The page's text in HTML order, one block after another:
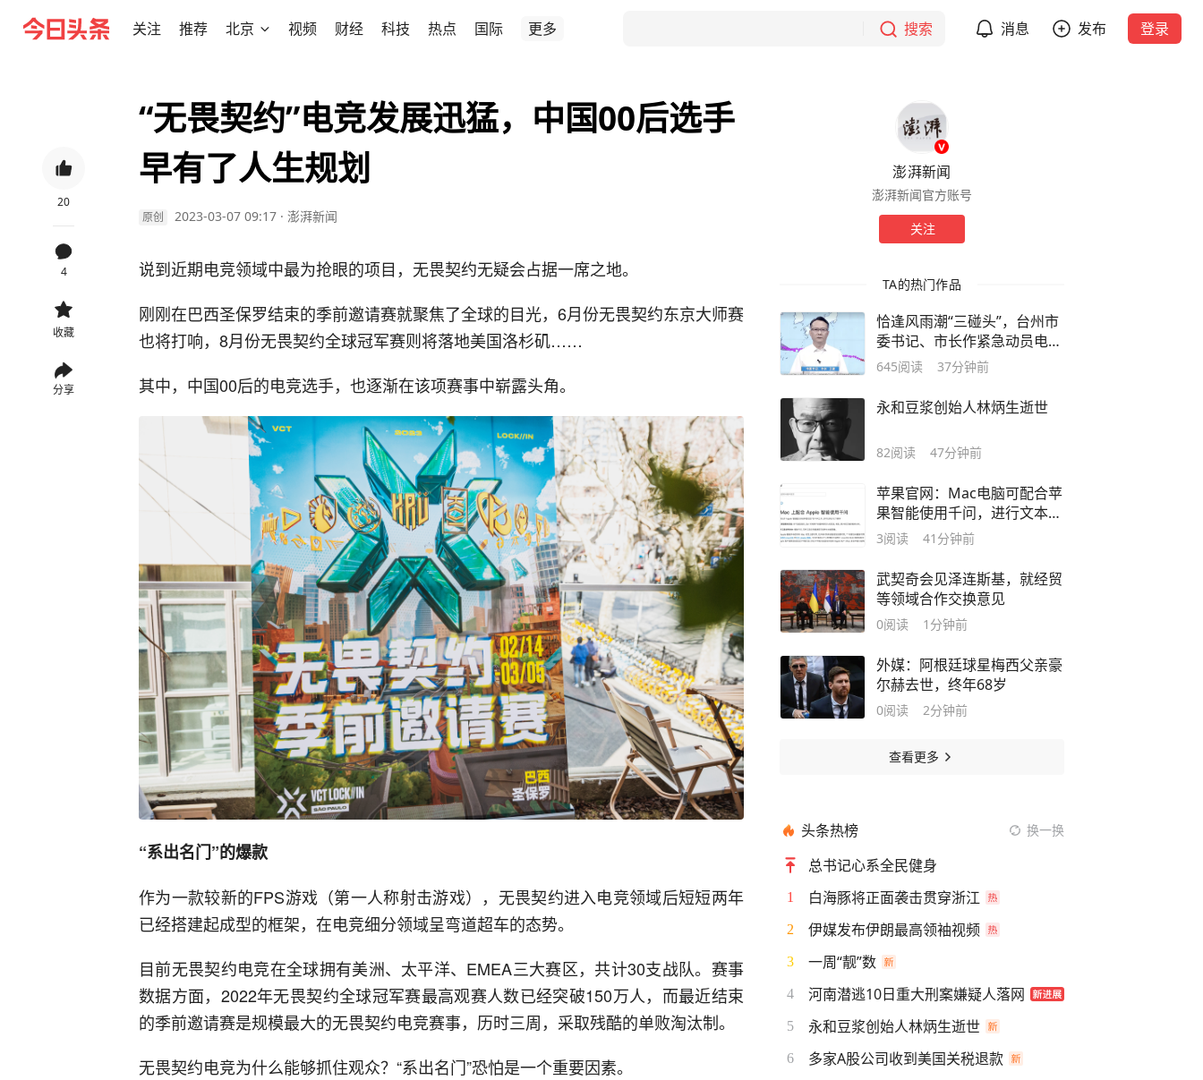
关注 推荐 北京 视频 财经 科技 热点 国际 更多 搜索 消息 发布 登录
20
4
收藏
分享
“无畏契约”电竞发展迅猛，中国00后选手
早有了人生规划
原创 2023-03-07 09:17 · 澎湃新闻
说到近期电竞领域中最为抢眼的项目，无畏契约无疑会占据一席之地。
刚刚在巴西圣保罗结束的季前邀请赛就聚焦了全球的目光，6月份无畏契约东京大师赛
也将打响，8月份无畏契约全球冠军赛则将落地美国洛杉矶……
其中，中国00后的电竞选手，也逐渐在该项赛事中崭露头角。
“系出名门”的爆款
作为一款较新的FPS游戏（第一人称射击游戏），无畏契约进入电竞领域后短短两年
已经搭建起成型的框架，在电竞细分领域呈弯道超车的态势。
目前无畏契约电竞在全球拥有美洲、太平洋、EMEA三大赛区，共计30支战队。赛事
数据方面，2022年无畏契约全球冠军赛最高观赛人数已经突破150万人，而最近结束
的季前邀请赛是规模最大的无畏契约电竞赛事，历时三周，采取残酷的单败淘汰制。
无畏契约电竞为什么能够抓住观众？“系出名门”恐怕是一个重要因素。
澎湃新闻
澎湃新闻官方账号
关注
TA的热门作品
恰逢风雨潮“三碰头”，台州市
委书记、市长作紧急动员电视
讲话
645阅读 37分钟前
永和豆浆创始人林炳生逝世
82阅读 47分钟前
苹果官网：Mac电脑可配合苹
果智能使用千问，进行文本创
作、使用Siri问答
3阅读 41分钟前
武契奇会见泽连斯基，就经贸
等领域合作交换意见
0阅读 1分钟前
外媒：阿根廷球星梅西父亲豪
尔赫去世，终年68岁
0阅读 2分钟前
查看更多
头条热榜 换一换
总书记心系全民健身
1 白海豚将正面袭击贯穿浙江
2 伊媒发布伊朗最高领袖视频
3 一周“靓”数
4 河南潜逃10日重大刑案嫌疑人落网
5 永和豆浆创始人林炳生逝世
6 多家A股公司收到美国关税退款